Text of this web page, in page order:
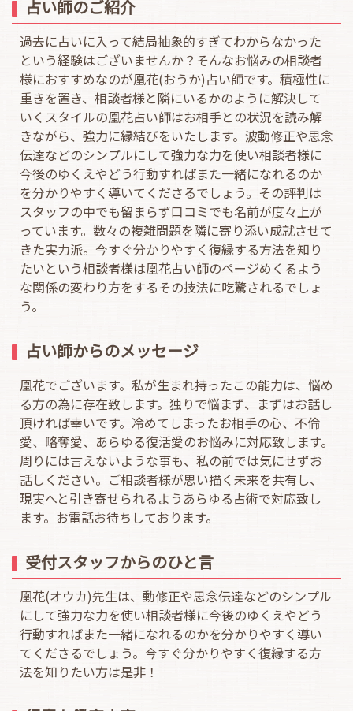
占い師のご紹介
過去に占いに入って結局抽象的すぎてわからなかった
という経験はございませんか？そんなお悩みの相談者
様におすすめなのが凰花(おうか)占い師です。積極性に
重きを置き、相談者様と隣にいるかのように解決して
いくスタイルの凰花占い師はお相手との状況を読み解
きながら、強力に縁結びをいたします。波動修正や思念
伝達などのシンプルにして強力な力を使い相談者様に
今後のゆくえやどう行動すればまた一緒になれるのか
を分かりやすく導いてくださるでしょう。その評判は
スタッフの中でも留まらず口コミでも名前が度々上が
っています。数々の複雑問題を隣に寄り添い成就させて
きた実力派。今すぐ分かりやすく復縁する方法を知り
たいという相談者様は凰花占い師のページめくるよう
な関係の変わり方をするその技法に吃驚されるでしょ
う。
占い師からのメッセージ
凰花でございます。私が生まれ持ったこの能力は、悩め
る方の為に存在致します。独りで悩まず、まずはお話し
頂ければ幸いです。冷めてしまったお相手の心、不倫
愛、略奪愛、あらゆる復活愛のお悩みに対応致します。
周りには言えないような事も、私の前では気にせずお
話しください。ご相談者様が思い描く未来を共有し、
現実へと引き寄せられるようあらゆる占術で対応致し
ます。お電話お待ちしております。
受付スタッフからのひと言
凰花(オウカ)先生は、動修正や思念伝達などのシンプル
にして強力な力を使い相談者様に今後のゆくえやどう
行動すればまた一緒になれるのかを分かりやすく導い
てくださるでしょう。今すぐ分かりやすく復縁する方
法を知りたい方は是非！